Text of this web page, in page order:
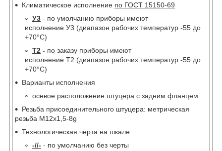
Климатическое исполнение по ГОСТ 15150-69
У3 - по умолчанию приборы имеют
исполнение У3 (диапазон рабочих температур -55 до
+70°С)
Т2 - по заказу приборы имеют
исполнение Т2 (диапазон рабочих температур -55 до
+70°С)
Варианты исполнения
осевое расположение штуцера с задним фланцем
Резьба присоединительного штуцера: метрическая
резьба М12х1,5-8g
Технологическая черта на шкале
-//- - по умолчанию без черты